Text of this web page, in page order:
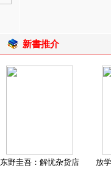
新書推介
东野圭吾：解忧杂货店 放